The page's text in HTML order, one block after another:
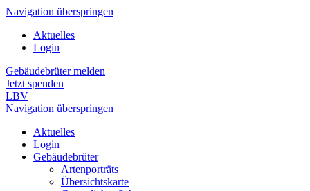
Navigation überspringen
Aktuelles
Login
Gebäudebrüter melden
Jetzt spenden
LBV
Navigation überspringen
Aktuelles
Login
Gebäudebrüter
Artenporträts
Übersichtskarte